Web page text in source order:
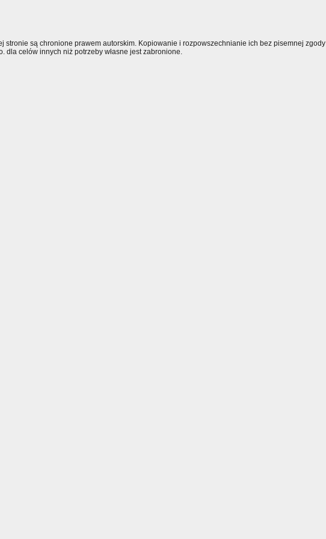
stronie są chronione prawem autorskim. Kopiowanie i rozpowszechnianie ich bez pisemnej
dla celów innych niż potrzeby własne jest zabronione.